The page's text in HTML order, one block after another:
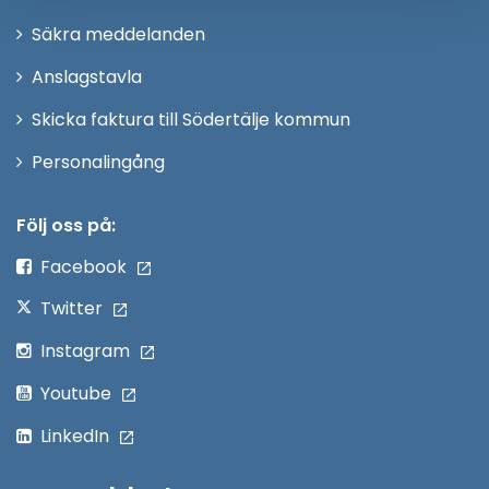
fönster
Säkra meddelanden
Anslagstavla
Skicka faktura till Södertälje kommun
PersonalingångÖppna
Följ oss på:
Facebook
Twitter
Instagram
Youtube
LinkedIn